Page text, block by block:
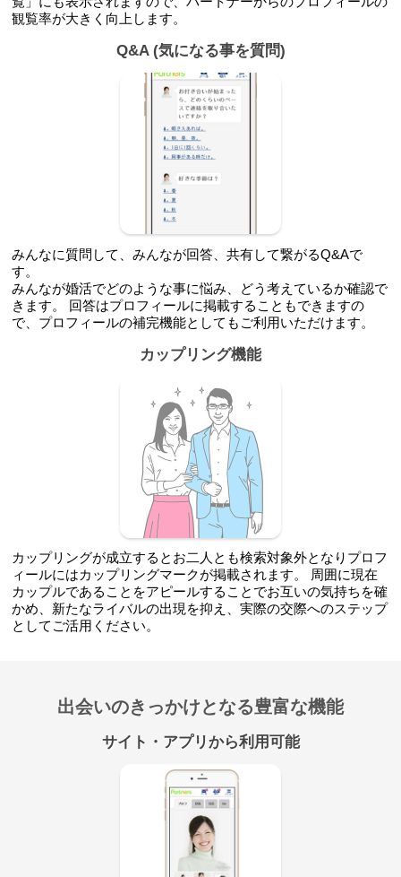
観覧率が大きく向上します。
Q&A (気になる事を質問)
みんなに質問して、みんなが回答、共有して繋がるQ&Aで
す。
みんなが婚活でどのような事に悩み、どう考えているか確認で
きます。 回答はプロフィールに掲載することもできますの
で、プロフィールの補完機能としてもご利用いただけます。
カップリング機能
カップリングが成立するとお二人とも検索対象外となりプロフ
ィールにはカップリングマークが掲載されます。 周囲に現在
カップルであることをアピールすることでお互いの気持ちを確
かめ、新たなライバルの出現を抑え、実際の交際へのステップ
としてご活用ください。
出会いのきっかけとなる豊富な機能
サイト・アプリから利用可能